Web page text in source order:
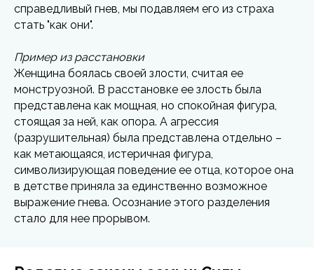
справедливый гнев, мы подавляем его из страха
стать "как они".
Пример из расстановки
Женщина боялась своей злости, считая ее
монструозной. В расстановке ее злость была
представлена как мощная, но спокойная фигура,
стоящая за ней, как опора. А агрессия
(разрушительная) была представлена отдельно –
как метающаяся, истеричная фигура,
символизирующая поведение ее отца, которое она
в детстве приняла за единственно возможное
выражение гнева. Осознание этого разделения
стало для нее прорывом.